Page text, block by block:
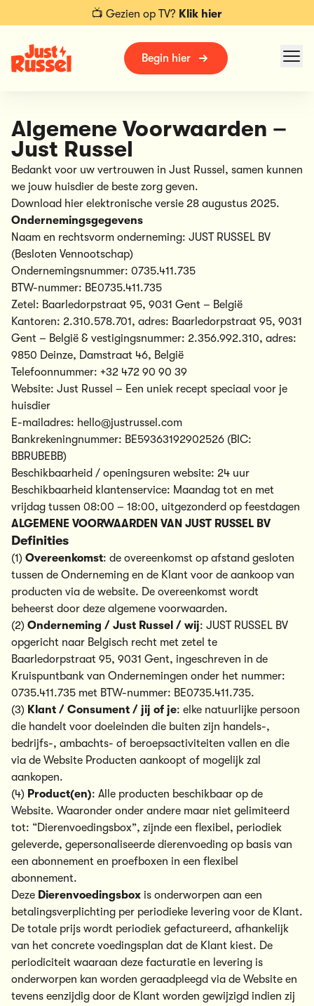
📺 Gezien op TV? Klik hier
Begin hier
Algemene Voorwaarden –
Just Russel
Bedankt voor uw vertrouwen in Just Russel, samen kunnen
we jouw huisdier de beste zorg geven.
Download hier elektronische versie 28 augustus 2025.
Ondernemingsgegevens
Naam en rechtsvorm onderneming: JUST RUSSEL BV
(Besloten Vennootschap)
Ondernemingsnummer: 0735.411.735
BTW-nummer: BE0735.411.735
Zetel: Baarledorpstraat 95, 9031 Gent – België
Kantoren: 2.310.578.701, adres: Baarledorpstraat 95, 9031
Gent – België & vestigingsnummer: 2.356.992.310, adres:
9850 Deinze, Damstraat 46, België
Telefoonnummer: +32 472 90 90 39
Website: Just Russel – Een uniek recept speciaal voor je
huisdier
E-mailadres: hello@justrussel.com
Bankrekeningnummer: BE59363192902526 (BIC:
BBRUBEBB)
Beschikbaarheid / openingsuren website: 24 uur
Beschikbaarheid klantenservice: Maandag tot en met
vrijdag tussen 08:00 – 18:00, uitgezonderd op feestdagen
ALGEMENE VOORWAARDEN VAN JUST RUSSEL BV
Definities
(1) Overeenkomst: de overeenkomst op afstand gesloten
tussen de Onderneming en de Klant voor de aankoop van
producten via de website. De overeenkomst wordt
beheerst door deze algemene voorwaarden.
(2) Onderneming / Just Russel / wij: JUST RUSSEL BV
opgericht naar Belgisch recht met zetel te
Baarledorpstraat 95, 9031 Gent, ingeschreven in de
Kruispuntbank van Ondernemingen onder het nummer:
0735.411.735 met BTW-nummer: BE0735.411.735.
(3) Klant / Consument / jij of je: elke natuurlijke persoon
die handelt voor doeleinden die buiten zijn handels-,
bedrijfs-, ambachts- of beroepsactiviteiten vallen en die
via de Website Producten aankoopt of mogelijk zal
aankopen.
(4) Product(en): Alle producten beschikbaar op de
Website. Waaronder onder andere maar niet gelimiteerd
tot: “Dierenvoedingsbox”, zijnde een flexibel, periodiek
geleverde, gepersonaliseerde dierenvoeding op basis van
een abonnement en proefboxen in een flexibel
abonnement.
Deze Dierenvoedingsbox is onderworpen aan een
betalingsverplichting per periodieke levering voor de Klant.
De totale prijs wordt periodiek gefactureerd, afhankelijk
van het concrete voedingsplan dat de Klant kiest. De
periodiciteit waaraan deze facturatie en levering is
onderworpen kan worden geraadpleegd via de Website en
tevens eenzijdig door de Klant worden gewijzigd indien zij